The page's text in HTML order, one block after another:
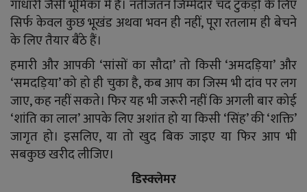
गांधारी जैसी भूमिका में हैं। नतीजतन जिम्मेदार चंद टुकड़ों के लिए
सिर्फ केवल कुछ भूखंड अथवा भवन ही नहीं, पूरा रतलाम ही बेचने
के लिए तैयार बैंठे हैं।
हमारी और आपकी ‘सांसों का सौदा’ तो किसी ‘अमदड़िया’ और
‘समदड़िया’ को हो ही चुका है, कब आप का जिस्म भी दांव पर लग
जाए, कह नहीं सकते। फिर यह भी जरूरी नहीं कि अगली बार कोई
‘शांति का लाल’ आपके लिए अशांत हो या किसी ‘सिंह’ की ‘शक्ति’
जागृत हो। इसलिए, या तो खुद बिक जाइए या फिर आप भी
सबकुछ खरीद लीजिए।
डिस्क्लेमर